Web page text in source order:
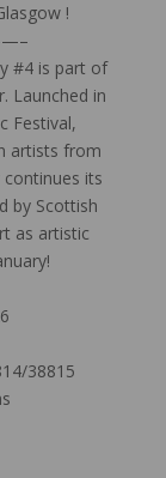
!
#4 is part of
Launched in
Festival,
artists from
continues its
by Scottish
as artistic
38815